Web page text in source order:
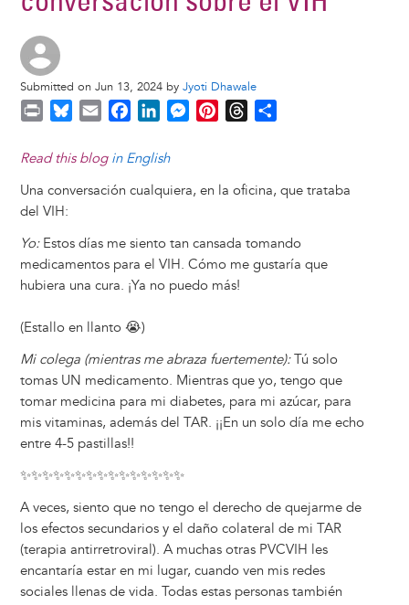
Submitted on Jun 13, 2024 by Jyoti Dhawale
i
t
u
s
y
a
l
c
b
o
k
n
e
I
n
M
e
g
e
r
e
e
s
t
a
s
e
Read this blog in English
Una conversación cualquiera, en la oficina, que trataba
del VIH:
Yo:Estos días me siento tan cansada tomando
medicamentos para el VIH. Cómo me gustaría que
hubiera una cura. ¡Ya no puedo más!
(Estallo en llanto 😭)
Mi colega (mientras me abraza fuertemente):Tú solo
tomas UN medicamento. Mientras que yo, tengo que
tomar medicina para mi diabetes, para mi azúcar, para
mis vitaminas, además del TAR. ¡¡En un solo día me echo
entre 4-5 pastillas!!
✨✨✨✨✨✨✨✨✨✨✨✨✨✨✨
A veces, siento que no tengo el derecho de quejarme de
los efectos secundarios y el daño colateral de mi TAR
(terapia antirretroviral). A muchas otras PVCVIH les
encantaría estar en mi lugar, cuando ven mis redes
sociales llenas de vida. Todas estas personas también